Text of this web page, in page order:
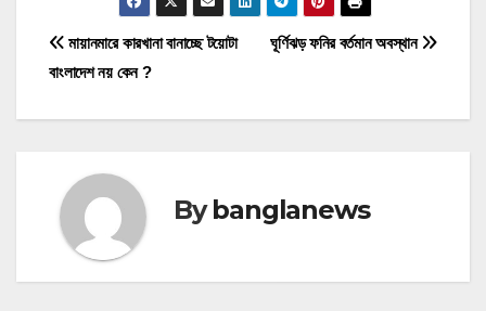
P
n
a
ঘূর্ণিঝড় ফনির বর্তমান অবস্থান
মায়ানমারে কারখানা বানাচ্ছে টয়োটা
বাংলাদেশ নয় কেন ?
Bybanglanews